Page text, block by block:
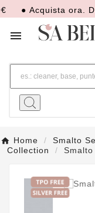
● Acquista ora.

Home Smalto
Collection